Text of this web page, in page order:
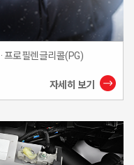
· 프로필렌글리콜(PG)
자세히 보기